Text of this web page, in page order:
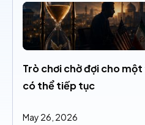
Trò chơi chờ đợi cho
có thể tiếp tục
May 26, 2026